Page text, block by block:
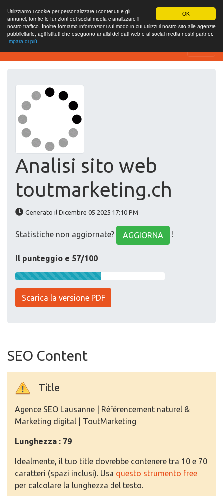
OK
Utilizziamo i cookie per personalizzare i contenuti e gli
annunci, fornire le funzioni dei social media e analizzare il
nostro traffico. Inoltre forniamo informazioni sul modo in cui utilizzi il nostro sito alle agenzie
pubblicitarie, agli istituti che eseguono analisi dei dati web e ai social media nostri partner.
Impara di più
Website-SEO-Überprüfung
Analisi sito web
toutmarketing.ch
Generato il Dicembre 05 2025 17:10 PM
Statistiche non aggiornate? AGGIORNA !
Il punteggio e 57/100
Scarica la versione PDF
SEO Content
Title
Agence SEO Lausanne | Référencement naturel &
Marketing digital | ToutMarketing
Lunghezza : 79
Idealmente, il tuo title dovrebbe contenere tra 10 e 70
caratteri (spazi inclusi). Usa questo strumento free
per calcolare la lunghezza del testo.